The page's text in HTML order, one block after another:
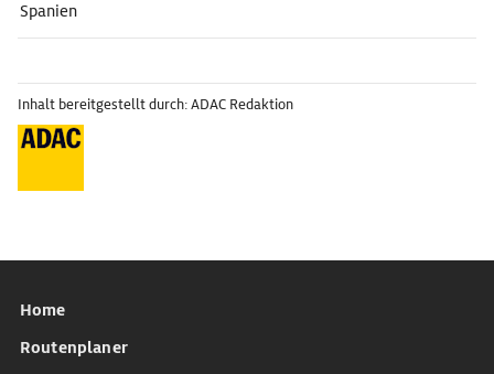
Spanien
Inhalt bereitgestellt durch: ADAC Redaktion
Home
Routenplaner